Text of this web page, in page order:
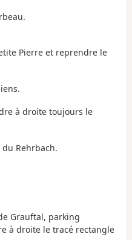
Pierre et reprendre le
à droite toujours le
Rehrbach.
Grauftal, parking
à droite le tracé rectangle